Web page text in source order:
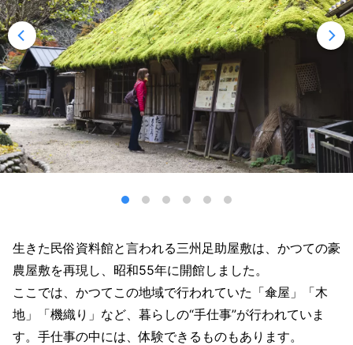
生きた民俗資料館と言われる三州足助屋敷は、かつての豪
農屋敷を再現し、昭和55年に開館しました。
ここでは、かつてこの地域で行われていた「傘屋」「木
地」「機織り」など、暮らしの“手仕事”が行われていま
す。手仕事の中には、体験できるものもあります。